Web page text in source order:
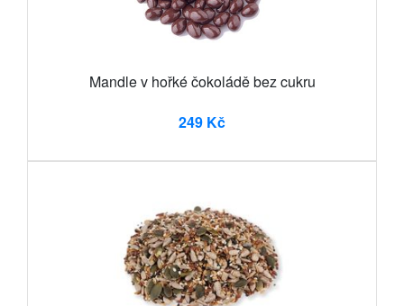
Mandle v hořké čokoládě bez cukru
249 Kč